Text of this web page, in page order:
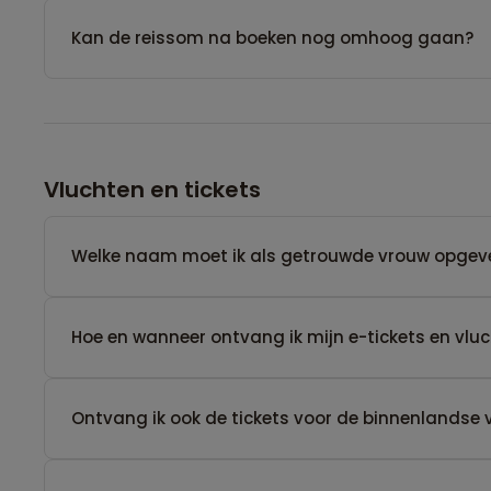
Kan de reissom na boeken nog omhoog gaan?
Vluchten en tickets
Welke naam moet ik als getrouwde vrouw
Hoe en wanneer ontvang ik mijn e-tickets en
Ontvang ik ook de tickets voor de binnenlandse